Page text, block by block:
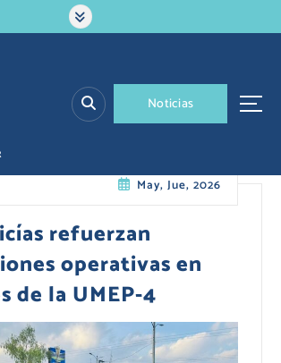
Noticias
May, Jue, 2026
refuerzan
operativas en
de la UMEP-4